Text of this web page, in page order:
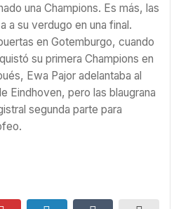
una Champions. Es más, las
a su verdugo en una final.
en Gotemburgo, cuando
su primera Champions en
Ewa Pajor adelantaba al
Eindhoven, pero las blaugrana
segunda parte para